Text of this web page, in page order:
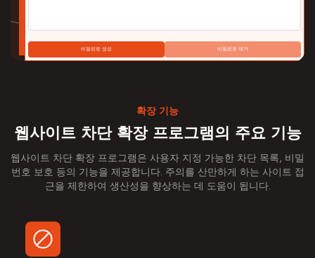
비밀번호 생성 비밀번호 제거
확장 기능
웹사이트 차단 확장 프로그램의 주요 기능
웹사이트 차단 확장 프로그램은 사용자 지정 가능한 차단 목록, 비밀
번호 보호 등의 기능을 제공합니다. 주의를 산만하게 하는 사이트 접
근을 제한하여 생산성을 향상하는 데 도움이 됩니다.